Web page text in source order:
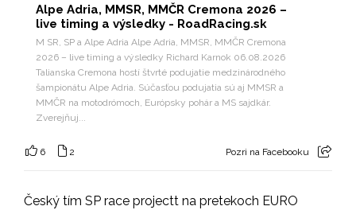
Alpe Adria, MMSR, MMČR Cremona 2026 –
live timing a výsledky - RoadRacing.sk
M SR, SP a Alpe Adria Alpe Adria, MMSR, MMČR Cremona
2026 – live timing a výsledky Richard Karnok 06.08.2026
Talianska Cremona hostí štvrté podujatie medzinárodného
šampionátu Alpe Adria. Súčasťou podujatia sú aj MMSR a
MMČR na motodrómoch, Európsky pohár a MS sajdkár.
Zverejňuj...
6 2 Pozri na Facebooku
Český tím SP race projectt na pretekoch EURO